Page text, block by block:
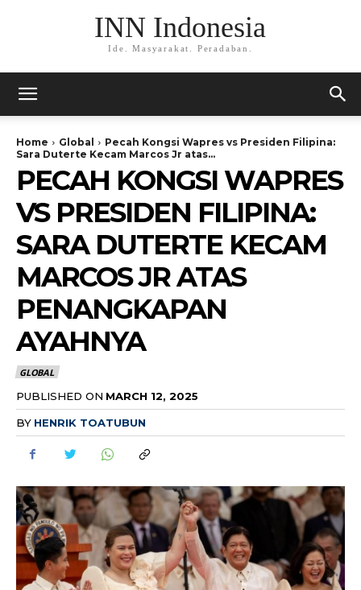
INN Indonesia
Ide. Masyarakat. Peradaban.
Home Global
Pecah Kongsi Wapres vs Presiden Filipina:
Sara Duterte Kecam Marcos Jr atas...
PECAH KONGSI WAPRES
VS PRESIDEN FILIPINA:
SARA DUTERTE KECAM
MARCOS JR ATAS
PENANGKAPAN
AYAHNYA
GLOBAL
PUBLISHED ON MARCH 12, 2025
BY HENRIK TOATUBUN